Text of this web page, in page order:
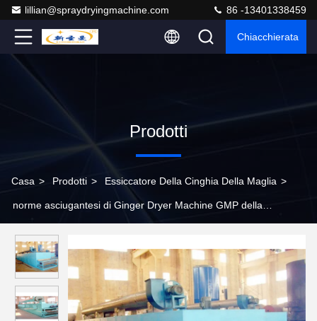
lillian@spraydryingmachine.com 86 -13401338459
Chiacchierata
Prodotti
Casa > Prodotti > Essiccatore Della Cinghia Della Maglia >
norme asciugantesi di Ginger Dryer Machine GMP della